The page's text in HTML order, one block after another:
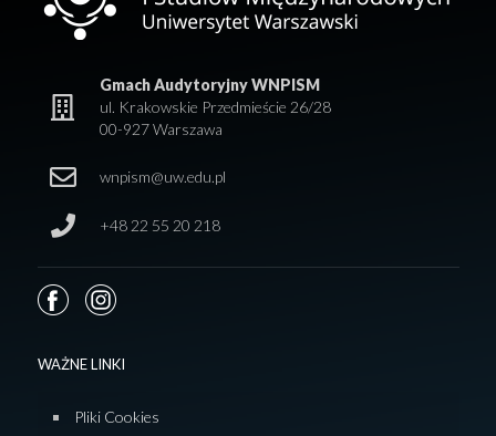
Gmach Audytoryjny WNPISM
ul. Krakowskie Przedmieście 26/28
00-927 Warszawa
wnpism@uw.edu.pl
+48 22 55 20 218
WAŻNE LINKI
Pliki Cookies